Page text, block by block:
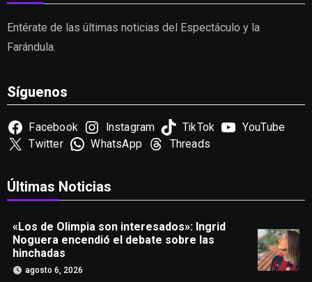
Entérate de las últimas noticias del Espectáculo y la
Farándula.
Síguenos
Facebook Instagram TikTok
YouTube
Twitter
WhatsApp Threads
Últimas Noticias
«Los de Olimpia son interesados»: Ingrid
Noguera encendió el debate sobre las
hinchadas
agosto 6, 2026